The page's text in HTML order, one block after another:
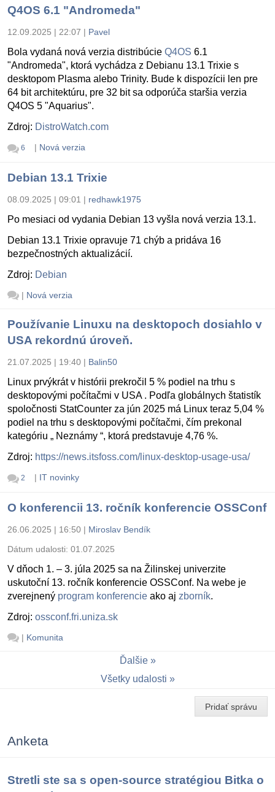
Q4OS 6.1 "Andromeda"
12.09.2025 | 22:07 | Pavel
Bola vydaná nová verzia distribúcie Q4OS 6.1
"Andromeda", ktorá vychádza z Debianu 13.1 Trixie s
desktopom Plasma alebo Trinity. Bude k dispozícii len pre
64 bit architektúru, pre 32 bit sa odporúča staršia verzia
Q4OS 5 "Aquarius".
Zdroj: DistroWatch.com
6 | Nová verzia
Debian 13.1 Trixie
08.09.2025 | 09:01 | redhawk1975
Po mesiaci od vydania Debian 13 vyšla nová verzia 13.1.
Debian 13.1 Trixie opravuje 71 chýb a pridáva 16
bezpečnostných aktualizácií.
Zdroj: Debian
| Nová verzia
Používanie Linuxu na desktopoch dosiahlo v
USA rekordnú úroveň.
21.07.2025 | 19:40 | Balin50
Linux prvýkrát v histórii prekročil 5 % podiel na trhu s
desktopovými počítačmi v USA . Podľa globálnych štatistík
spoločnosti StatCounter za jún 2025 má Linux teraz 5,04 %
podiel na trhu s desktopovými počítačmi, čím prekonal
kategóriu „ Neznámy “, ktorá predstavuje 4,76 %.
Zdroj: https://news.itsfoss.com/linux-desktop-usage-usa/
2 | IT novinky
O konferencii 13. ročník konferencie OSSConf
26.06.2025 | 16:50 | Miroslav Bendík
Dátum udalosti: 01.07.2025
V dňoch 1. – 3. júla 2025 sa na Žilinskej univerzite
uskutoční 13. ročník konferencie OSSConf. Na webe je
zverejnený program konferencie ako aj zborník.
Zdroj: ossconf.fri.uniza.sk
| Komunita
Ďalšie
Všetky udalosti
Pridať správu
Anketa
Stretli ste sa s open-source stratégiou Bitka o